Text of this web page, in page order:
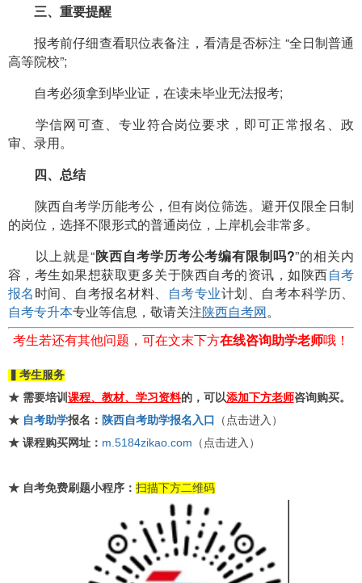
三、重要提醒
报考前仔细查看职位表备注，看清是否标注 “全日制普通
高等院校”;
自考必须拿到毕业证，在读未毕业无法报考;
学信网可查、专业符合岗位要求，即可正常报名、政
审、录用。
四、总结
陕西自考学历能考公，但有岗位筛选。避开仅限全日制
的岗位，选择不限形式的普通岗位，上岸机会非常多。
以上就是“陕西自考学历考公考编有限制吗?”的相关内
容，考生如果想获取更多关于陕西自考的资讯，如陕西自考
报名时间、自考报名材料、 自考专业计划、自考本科学历、
自考专升本专业等信息，敬请关注陕西自考网。
考生若还有其他问题，可在文末下方在线咨询助学老师哦！
▍考生服务
★ 需要培训 课程、教材、学习资料的，可以添加下方老师咨询购买。
★ 自考助学报名： 陕西自考助学报名入口
（点击进入）
★ 课程购买网址： m.5184zikao.com （点击进入）
★ 自考免费刷题小程序： 扫描下方二维码